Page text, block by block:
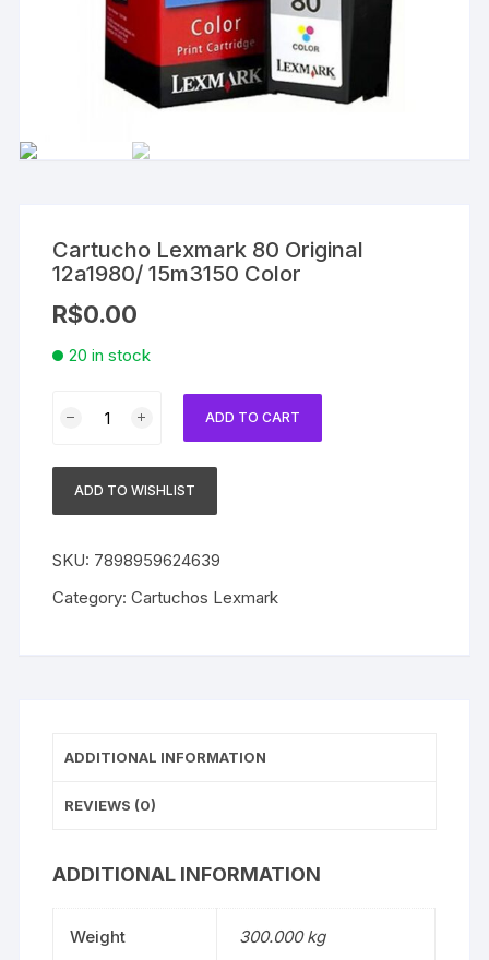
Cartucho Lexmark 80 Original
12a1980/ 15m3150 Color
R$0.00
20 in stock
Lexmark
Original
Color
ADD TO CART
ADD TO WISHLIST
SKU: 7898959624639
Category:Cartuchos Lexmark
ADDITIONAL INFORMATION
REVIEWS (0)
ADDITIONAL INFORMATION
Weight 300.000 kg